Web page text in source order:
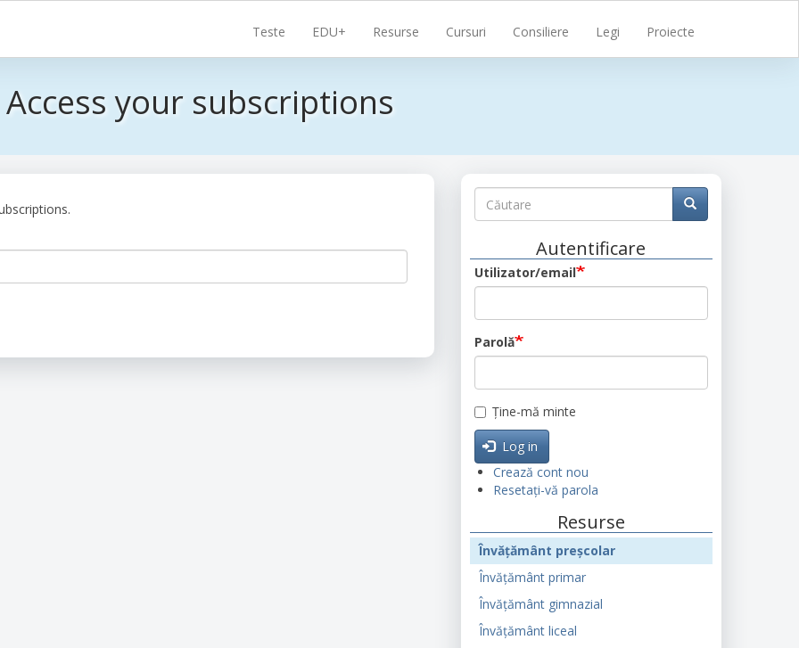
principală
Teste EDU+ Resurse Cursuri Consiliere Legi Proiecte
Access your subscriptions
Căutare
Căutare Căutare
Autentificare
Utilizator/email
Parolă
Ține-mă minte
Log in
Crează cont nou
Resetați-vă parola
Resurse
Învățământ preșcolar
Învățământ primar
Învățământ gimnazial
Învățământ liceal